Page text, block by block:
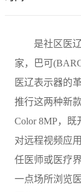
是社区医辽
家，巴可
医辽表示器的
推行这两种新
Color 8MP，
对远程视频应
任医师或医疗
一点场所浏览